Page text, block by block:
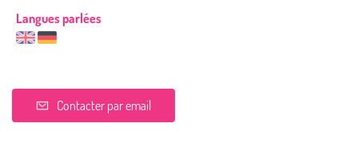
Langues parlées
Contacter par email